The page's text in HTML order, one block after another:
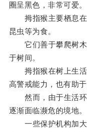
圈呈黑色，非常可爱。
拇指猴主要栖息在
昆虫等为食。
它们善于攀爬树木
于树间。
拇指猴在树上生活
高警戒能力，也有助于
然而，由于生活环
逐渐面临濒危的境地。
一些保护机构加大